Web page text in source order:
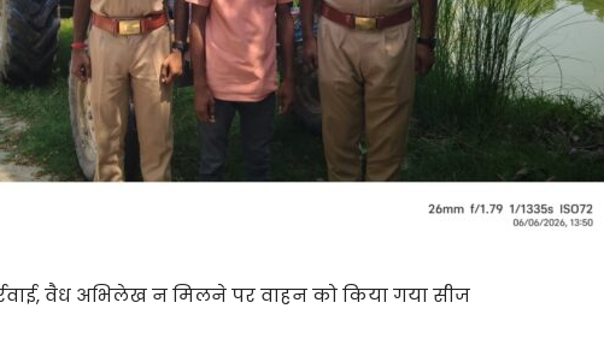
वैध अभिलेख न मिलने पर वाहन को किया गया सीज